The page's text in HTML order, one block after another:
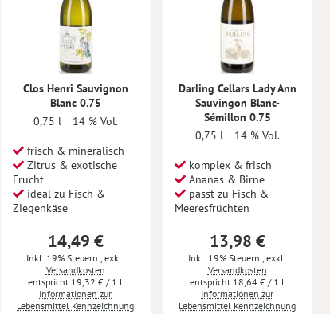
Clos Henri Sauvignon
Blanc 0.75
0,75 l
14 % Vol.
frisch & mineralisch
Zitrus & exotische
Frucht
ideal zu Fisch &
Ziegenkäse
14,49 €
Inkl. 19% Steuern
exkl.
Versandkosten
19,32 € / 1 l
Informationen zur
Lebensmittel Kennzeichnung
Darling Cellars Lady Ann
Sauvingon Blanc-
Sémillon 0.75
0,75 l
14 % Vol.
komplex & frisch
Ananas & Birne
passt zu Fisch &
Meeresfrüchten
13,98 €
Inkl. 19% Steuern
exkl.
Versandkosten
18,64 € / 1 l
Informationen zur
Lebensmittel Kennzeichnung